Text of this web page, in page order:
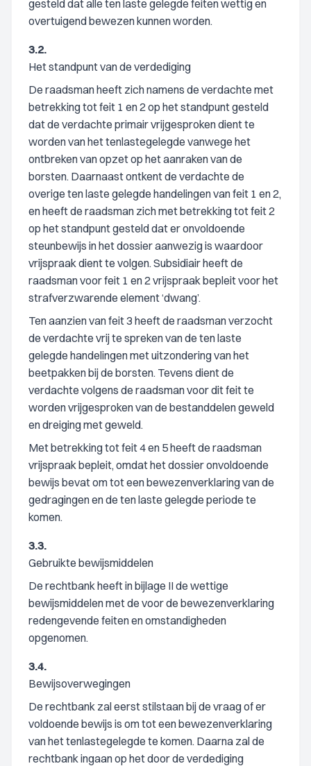
gesteld dat alle ten laste gelegde feiten wettig en
overtuigend bewezen kunnen worden.
3.2.
Het standpunt van de verdediging
De raadsman heeft zich namens de verdachte met
betrekking tot feit 1 en 2 op het standpunt gesteld
dat de verdachte primair vrijgesproken dient te
worden van het tenlastegelegde vanwege het
ontbreken van opzet op het aanraken van de
borsten. Daarnaast ontkent de verdachte de
overige ten laste gelegde handelingen van feit 1 en 2,
en heeft de raadsman zich met betrekking tot feit 2
op het standpunt gesteld dat er onvoldoende
steunbewijs in het dossier aanwezig is waardoor
vrijspraak dient te volgen. Subsidiair heeft de
raadsman voor feit 1 en 2 vrijspraak bepleit voor het
strafverzwarende element ‘dwang’.
Ten aanzien van feit 3 heeft de raadsman verzocht
de verdachte vrij te spreken van de ten laste
gelegde handelingen met uitzondering van het
beetpakken bij de borsten. Tevens dient de
verdachte volgens de raadsman voor dit feit te
worden vrijgesproken van de bestanddelen geweld
en dreiging met geweld.
Met betrekking tot feit 4 en 5 heeft de raadsman
vrijspraak bepleit, omdat het dossier onvoldoende
bewijs bevat om tot een bewezenverklaring van de
gedragingen en de ten laste gelegde periode te
komen.
3.3.
Gebruikte bewijsmiddelen
De rechtbank heeft in bijlage II de wettige
bewijsmiddelen met de voor de bewezenverklaring
redengevende feiten en omstandigheden
opgenomen.
3.4.
Bewijsoverwegingen
De rechtbank zal eerst stilstaan bij de vraag of er
voldoende bewijs is om tot een bewezenverklaring
van het tenlastegelegde te komen. Daarna zal de
rechtbank ingaan op het door de verdediging